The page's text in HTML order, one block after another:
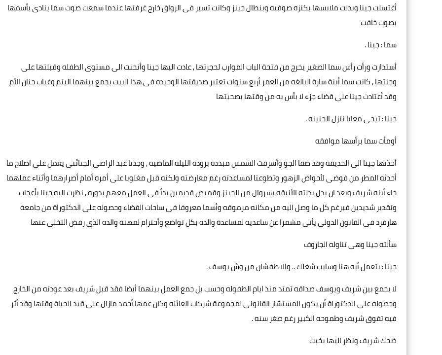
أغتسلت جينا وبدلت ملابسها بكنزه صوفيه وبنطال جينز وكانت تسير فى الرواق خارج غرفتها عندما سمعت صوت سما ينادى بأسمها
بصوت خافت
سما : جينا .
أستدارت ورأت رأس سما الصغير يخرج من فتحة الباب الموارب لحجرتها , عادت اليها جينا وأنحنت الى مستوى الطفله وقبلتها على
وجنتها , كانت سما أبنة سارة البالغه من العمر أربع سنوات تعتبر صديقتها الوحيده فى هذا البيت يجمع بينهما اليتم وغياب حنان الأم
وقد أعتادت جينا على قضاء جزء لا بأس به من وقتها بصحبتها
جينا : تيجى معايا ننزل الجنينه .
أومأت سما برأسها موافقه
أخذتها جينا الى الحديقه وقد صفا الجو وأشرقت الشمس مبدده برودة الليله الماضيه , وجدتا عبد الراضى الجنائنى يعمل على اصلاح ما
أحدثه المطر من فوضى لأحواض الزهور وتطوعتا لمساعدته رغم معارضته ولكنه قبل مغلوبا على أمره أمام أصرارهما وأثناء عملهما
جاء أبنه شريف وبعد ان بدل بذلته الأنيقه بسروال من الجينز وقميص قديمين بدأ فى العمل معهم بدوره , نظرت اليه جينا بأعجاب
وتقدير شديدين فبرغم كل ما وصل اليه من مكانه مرموقه وأسما معروفا فى ساحات القضاء وحصوله على الدكتوراة من جامعة
هارفرد فى القانون الدولى يأتى مشمرا عن ساعديه لمساعدة والده بكل تواضع وأحترام لمهنة والده الذى رفض التخلى عنها
سألته جينا وهى تناوله الجاروف
جينا : بتعمل أيه هنا وسايب شغلك .. والا طفشان من وش يوسف .
لا يجمع بين شريف ويوسف صداقه تمتد منذ ايام الطفوله وحسب بل جمع العمل بينهما أيضا فقد قبل شريف بعد عودته من الخارج
وحصوله على الدكتوراة أن يكون المستشار القانونى لمجموعة شركات العائله وكان عمها أحمد مازال على قيد الحياة وقتها وقد أثر
فيه تفوق شريف وطموحه الكبير رغم صغر سنه .
ضحك شريف ونظر اليها بخبث